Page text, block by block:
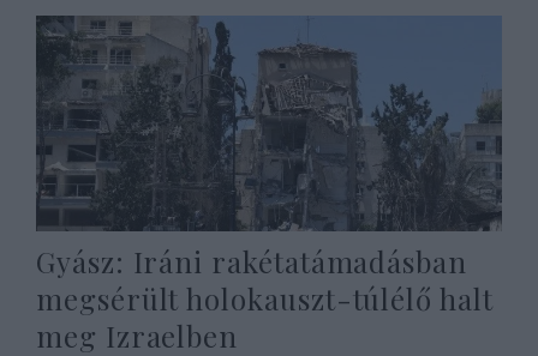
Gyász: Iráni rakétatámadásban
megsérült holokauszt-túlélő halt
meg Izraelben